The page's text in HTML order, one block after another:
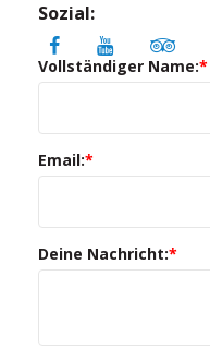
Sozial:
Vollständiger Name:*
Email:*
Deine Nachricht:*